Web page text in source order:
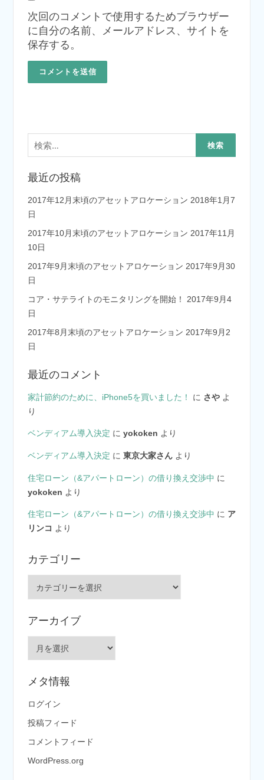
次回のコメントで使用するためブラウザー
に自分の名前、メールアドレス、サイトを
保存する。
検
索:
最近の投稿
2017年12月末頃のアセットアロケーション 2018年1月7
日
2017年10月末頃のアセットアロケーション 2017年11月
10日
2017年9月末頃のアセットアロケーション 2017年9月30
日
コア・サテライトのモニタリングを開始！
2017年9月4
日
2017年8月末頃のアセットアロケーション 2017年9月2
日
最近のコメント
家計節約のために、iPhone5を買いました！ に さやよ
り
ベンディアム導入決定 に yokoken より
ベンディアム導入決定 に 東京大家さんより
住宅ローン（&アパートローン）の借り換え交渉中 に
yokoken より
住宅ローン（&アパートローン）の借り換え交渉中 に ア
リンコ より
カテゴリー
リ
ー
アーカイブ
イ
メタ情報
ログイン
投稿フィード
コメントフィード
WordPress.org